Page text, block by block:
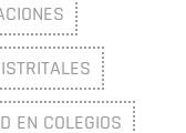
EN COLEGIOS